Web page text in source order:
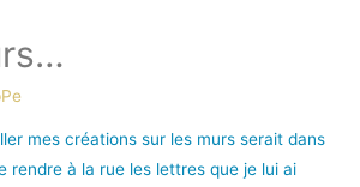
mes créations sur les murs serait dans
rendre à la rue les lettres que je lui ai